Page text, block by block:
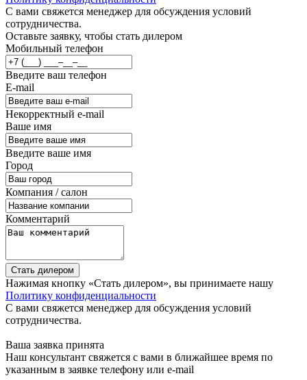
С вами свяжется менеджер для обсуждения условий
сотрудничества.
Оставьте заявку, чтобы стать дилером
Мобильный телефон
Введите ваш телефон
E-mail
Некорректный e-mail
Ваше имя
Введите ваше имя
Город
Компания / салон
Комментарий
Стать дилером
Нажимая кнопку «Стать дилером», вы принимаете нашу
Политику конфиденциальности
С вами свяжется менеджер для обсуждения условий
сотрудничества.
Ваша заявка принята
Наш консультант свяжется с вами в ближайшее время по
указанным в заявке телефону или e-mail